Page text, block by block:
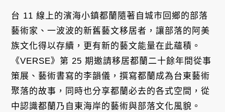
台 11 線上的濱海小鎮都蘭隨著自城市回鄉的部落
藝術家、一波波的新舊藝文移居者，讓部落的阿美
族文化得以存續，更有新的藝文能量在此蘊積。
《VERSE》第 25 期邀請移居都蘭二十餘年間從事
策展、藝術書寫的李韻儀，撰寫都蘭成為台東藝術
聚落的故事，同時也分享都蘭必去的各式空間，從
中認識都蘭乃自東海岸的藝術與部落文化風貌。